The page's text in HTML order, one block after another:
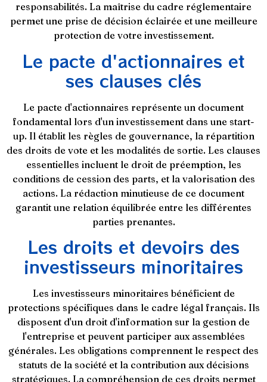
responsabilités. La maîtrise du cadre réglementaire
permet une prise de décision éclairée et une meilleure
protection de votre investissement.
Le pacte d'actionnaires et
ses clauses clés
Le pacte d'actionnaires représente un document
fondamental lors d'un investissement dans une start-
up. Il établit les règles de gouvernance, la répartition
des droits de vote et les modalités de sortie. Les clauses
essentielles incluent le droit de préemption, les
conditions de cession des parts, et la valorisation des
actions. La rédaction minutieuse de ce document
garantit une relation équilibrée entre les différentes
parties prenantes.
Les droits et devoirs des
investisseurs minoritaires
Les investisseurs minoritaires bénéficient de
protections spécifiques dans le cadre légal français. Ils
disposent d'un droit d'information sur la gestion de
l'entreprise et peuvent participer aux assemblées
générales. Les obligations comprennent le respect des
statuts de la société et la contribution aux décisions
stratégiques. La compréhension de ces droits permet